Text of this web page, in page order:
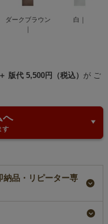
ダークブラウン
白｜
版代 5,500円（税込） が ご
へ
す
納品・リピーター専
ム
【名入れ対応】ソフト
バッグスリム《加工